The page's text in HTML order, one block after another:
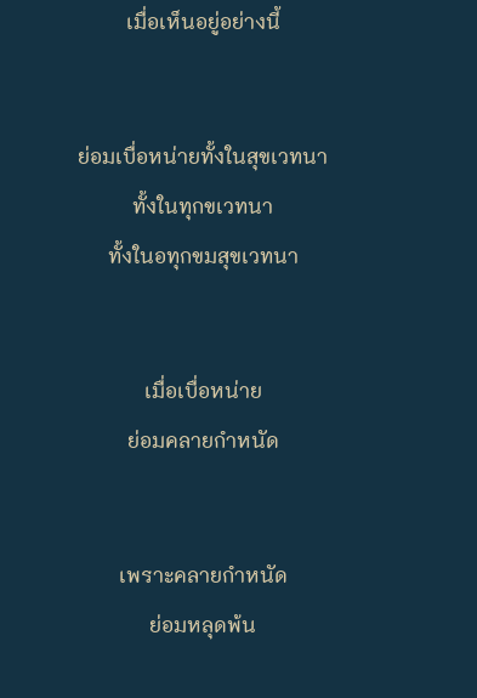
เมื่อเห็นอยู่อย่างนี้
ย่อมเบื่อหน่ายทั้งในสุขเวทนา
ทั้งในทุกขเวทนา
ทั้งในอทุกขมสุขเวทนา
เมื่อเบื่อหน่าย
ย่อมคลายกำหนัด
เพราะคลายกำหนัด
ย่อมหลุดพ้น